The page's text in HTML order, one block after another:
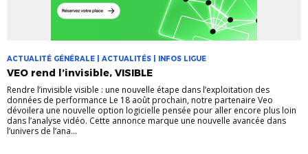
ACTUALITÉ GÉNÉRALE | ACTUALITÉS | INFOS LIGUE
VEO rend l’invisible, VISIBLE
Rendre l’invisible visible : une nouvelle étape dans l’exploitation des
données de performance Le 18 août prochain, notre partenaire Veo
dévoilera une nouvelle option logicielle pensée pour aller encore plus loin
dans l’analyse vidéo. Cette annonce marque une nouvelle avancée dans
l’univers de l’ana...